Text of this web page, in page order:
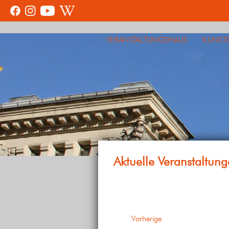
VERANSTALTUNGSHAUS
VorherigeVeranstaltungen